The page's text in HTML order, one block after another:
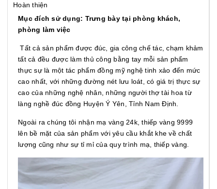
Hoàn thiện
Mục đích sử dụng: Trưng bày tại phòng khách,
phòng làm việc
Tất cả sản phẩm được đúc, gia công chế tác, chạm khảm
tất cả đều được làm thủ công bằng tay mỗi sản phẩm
thực sự là một tác phẩm đồng mỹ nghệ tinh xảo đến mức
cao nhất, với những đường nét lưu loát, có giá trị thực sự
cao của những nghệ nhân, những người thợ tài hoa từ
làng nghề đúc đồng Huyện Ý Yên, Tỉnh Nam Định.
Ngoài ra chúng tôi nhận mạ vàng 24k, thiếp vàng 9999
lên bề mặt của sản phẩm với yêu cầu khắt khe về chất
lượng cũng như sự tỉ mỉ của quy trình mạ, thiếp vàng.